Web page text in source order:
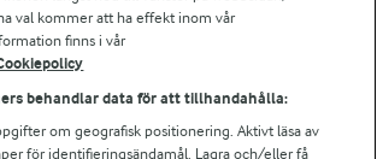
val kommer att ha effekt inom vår
finns i vår
behandlar data för att tillhandahålla:
om geografisk positionering. Aktivt läsa av
för identifieringsändamål. Lagra och/eller få